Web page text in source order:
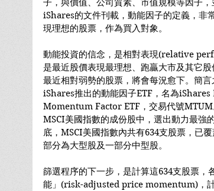
子，與價值、公司質素、市值規模等因子
iShares的文件刊載，動能因子的定義，非
現理想的股票，作為買入對象。
動能投資的信念，是相對表現(relative
是最近股價表現最理想、跑贏大市及其它股
最近相對弱勢的股票，將會每況愈下。簡言
iShares推出的動能因子ETF，名為iShares
Momentum Factor ETF，交易代號MTUM
MSCI美國指數的成份股中，選出動力最強
底，MSCI美國指數內共有634支股票，已
部分為大型股及一部分中型股。
篩選程序的下一步，是計算這634支股票，
能」(risk-adjusted price momentum)，